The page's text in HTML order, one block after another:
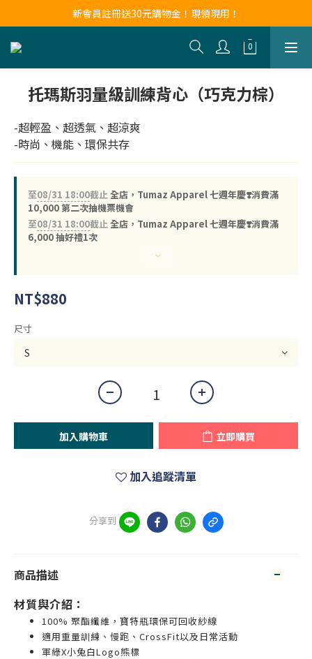
新會員註冊送30元購物金！現領現用！
新會員註冊送30元購物金！現領現用！
LINE官方帳號好友募集中！點我加入❤
新會員註冊送30元購物金！現領現用！
托瑪斯羽量級訓練背心（巧克力棕）
-超輕盈、超透氣、超涼爽
-時尚、機能、環保共存
至08/31 18:00截止全店，Tumaz Apparel 七週年慶❣️消費滿
10,000 第二次抽機票機會
至08/31 18:00截止全店，Tumaz Apparel 七週年慶❣️消費滿
6,000 抽好禮1次
NT$880
尺寸
加入購物車 立即購買
加入追蹤清單
分享到
商品描述
材質與介紹：
100% 聚酯纖維，寶特瓶環保可回收紗線
適用重量訓練、慢跑、CrossFit以及日常活動
軍綠X小兔白Logo熊標